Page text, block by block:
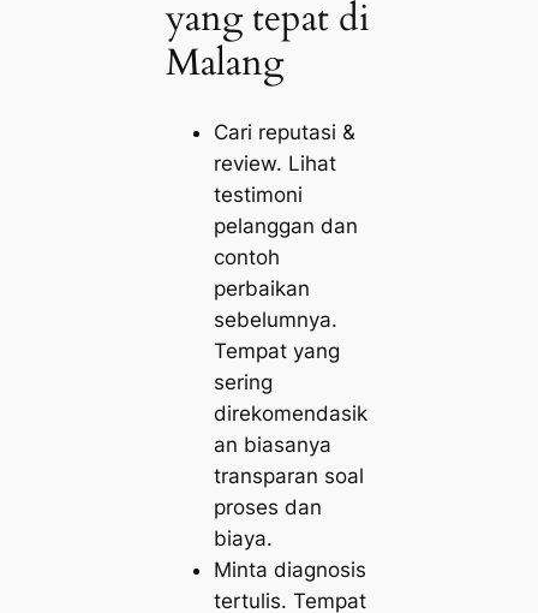
yang tepat di
Malang
Cari reputasi &
review. Lihat
testimoni
pelanggan dan
contoh
perbaikan
sebelumnya.
Tempat yang
sering
direkomendasik
an biasanya
transparan soal
proses dan
biaya.
Minta diagnosis
tertulis. Tempat